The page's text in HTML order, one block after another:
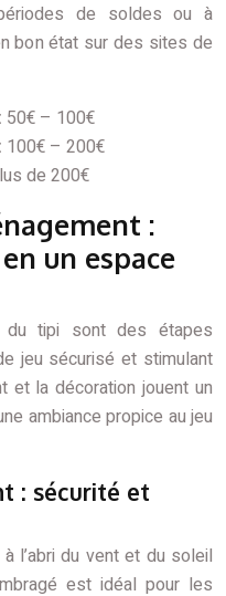
de soldes ou à
bon état sur des sites de
50€ – 100€
100€ – 200€
de 200€
:
un espace
du tipi sont des étapes
jeu sécurisé et stimulant
et la décoration jouent un
ambiance propice au jeu
: sécurité et
l’abri du vent et du soleil
est idéal pour les